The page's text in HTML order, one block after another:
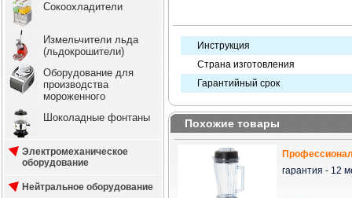
Сокоохладители
Измельчители льда
(льдокрошители)
Оборудование для
производства
мороженного
Шоколадные фонтаны
Электромеханическое
оборудование
Нейтральное оборудование
Инструкция
Страна изготовления
Гарантийный срок
Похожие товары
гарантия - 12